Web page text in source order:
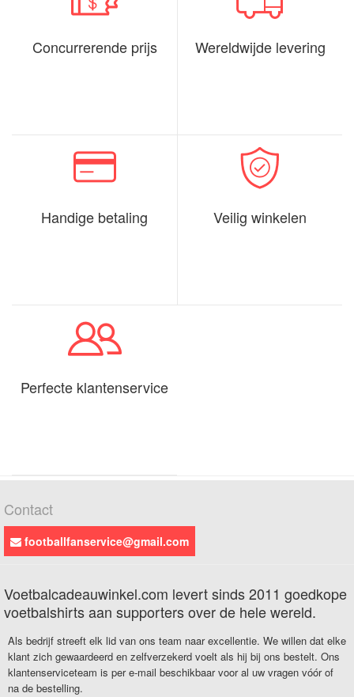
Concurrerende prijs Wereldwijde levering
Handige betaling Veilig winkelen
Perfecte klantenservice
Contact
footballfanservice@gmail.com
Voetbalcadeauwinkel.com levert sinds 2011 goedkope
voetbalshirts aan supporters over de hele wereld.
Als bedrijf streeft elk lid van ons team naar excellentie. We willen dat elke
klant zich gewaardeerd en zelfverzekerd voelt als hij bij ons bestelt. Ons
klantenserviceteam is per e-mail beschikbaar voor al uw vragen vóór of
na de bestelling.